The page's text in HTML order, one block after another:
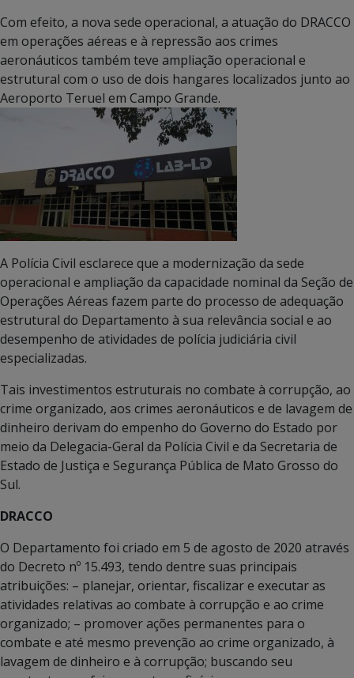
Com efeito, a nova sede operacional, a atuação do DRACCO
em operações aéreas e à repressão aos crimes
aeronáuticos também teve ampliação operacional e
estrutural com o uso de dois hangares localizados junto ao
Aeroporto Teruel em Campo Grande.
A Polícia Civil esclarece que a modernização da sede
operacional e ampliação da capacidade nominal da Seção de
Operações Aéreas fazem parte do processo de adequação
estrutural do Departamento à sua relevância social e ao
desempenho de atividades de polícia judiciária civil
especializadas.
Tais investimentos estruturais no combate à corrupção, ao
crime organizado, aos crimes aeronáuticos e de lavagem de
dinheiro derivam do empenho do Governo do Estado por
meio da Delegacia-Geral da Polícia Civil e da Secretaria de
Estado de Justiça e Segurança Pública de Mato Grosso do
Sul.
DRACCO
O Departamento foi criado em 5 de agosto de 2020 através
do Decreto nº 15.493, tendo dentre suas principais
atribuições: – planejar, orientar, fiscalizar e executar as
atividades relativas ao combate à corrupção e ao crime
organizado; – promover ações permanentes para o
combate e até mesmo prevenção ao crime organizado, à
lavagem de dinheiro e à corrupção; buscando seu